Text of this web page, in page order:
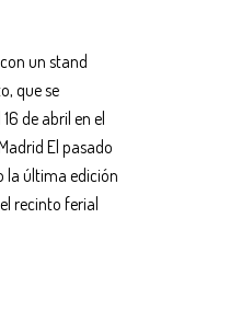
un stand
que se
de abril en el
El pasado
la última edición
recinto ferial